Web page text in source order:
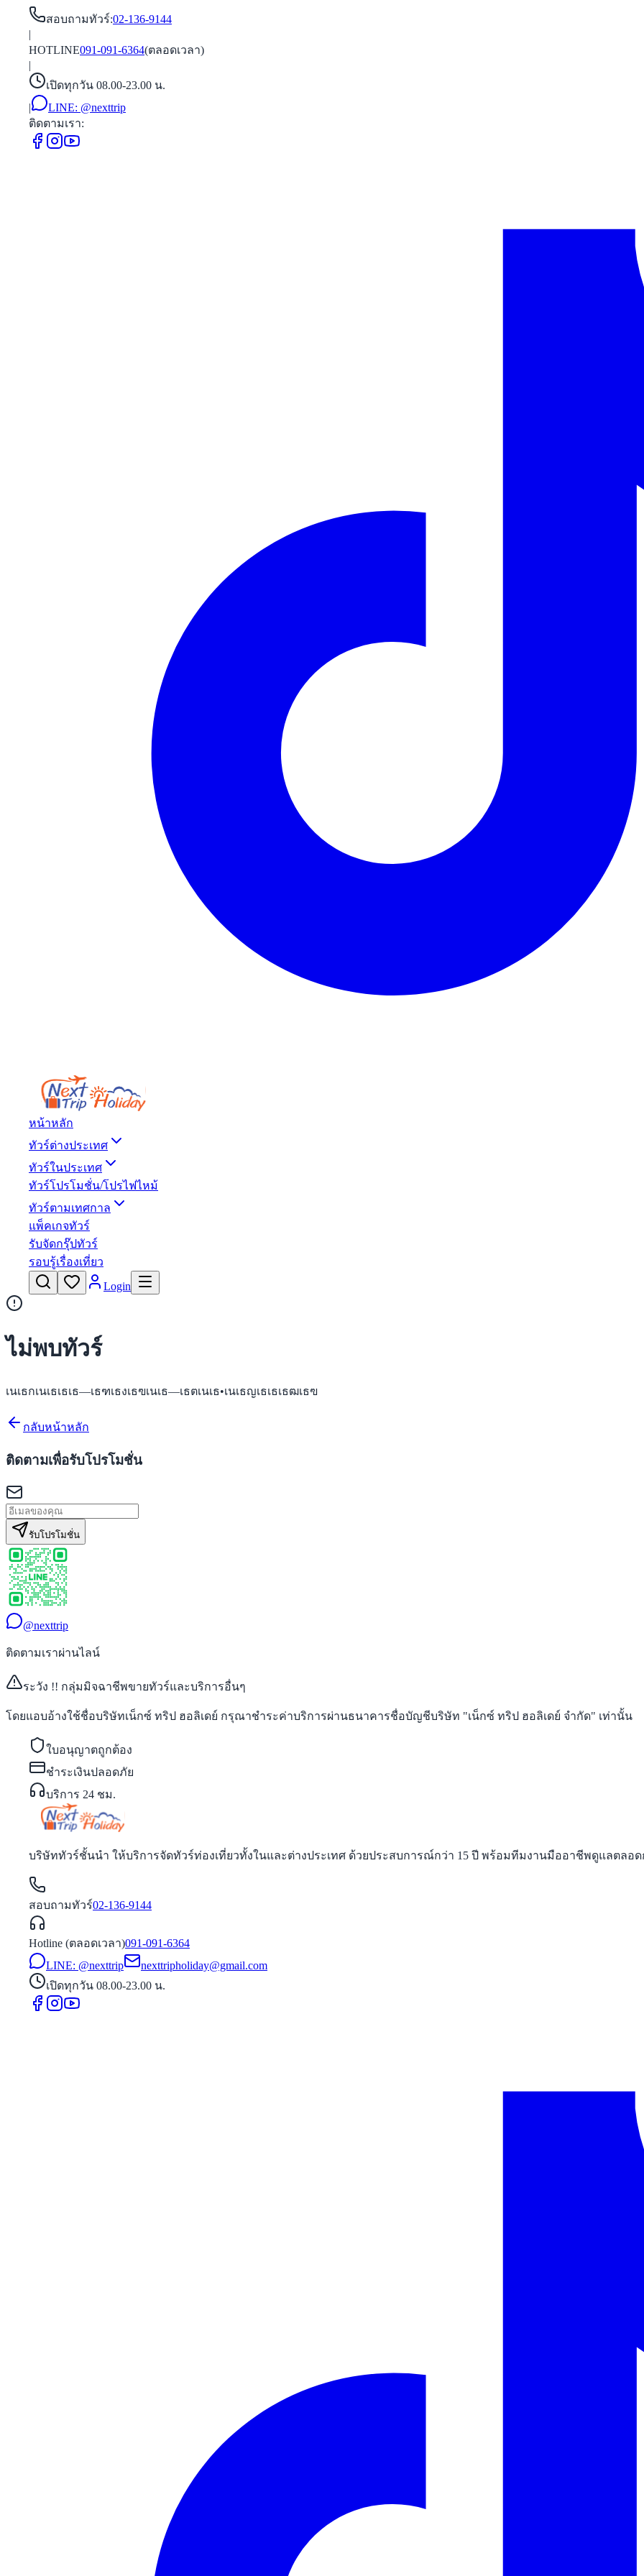
สอบถามทัวร์:02-136-9144
|
HOTLINE091-091-6364(ตลอดเวลา)
|
เปิดทุกวัน 08.00-23.00 น.
|
LINE: @nexttrip
ติดตามเรา:
หน้าหลัก
ทัวร์ต่างประเทศ
ทัวร์ในประเทศ
ทัวร์โปรโมชั่น/โปรไฟไหม้
ทัวร์ตามเทศกาล
แพ็คเกจทัวร์
รับจัดกรุ๊ปทัวร์
รอบรู้เรื่องเที่ยว
Login
ไม่พบทัวร์
เนเธกเนเธเธเธ—เธฑเธงเธฃเนเธ—เธตเนเธ•เนเธญเธเธเธฒเธฃ
กลับหน้าหลัก
ติดตามเพื่อรับโปรโมชั่น
รับโปรโมชั่น
@nexttrip
ติดตามเราผ่านไลน์
ระวัง !! กลุ่มมิจฉาชีพขายทัวร์และบริการอื่นๆ
โดยแอบอ้างใช้ชื่อบริษัทเน็กซ์ ทริป ฮอลิเดย์ กรุณาชำระค่าบริการผ่านธนาคารชื่อบัญชีบริษัท "เน็กซ์ ทริป ฮอลิเดย์ จำกัด" เท่านั้น
ใบอนุญาตถูกต้อง
ชำระเงินปลอดภัย
บริการ 24 ชม.
บริษัททัวร์ชั้นนำ ให้บริการจัดทัวร์ท่องเที่ยวทั้งในและต่างประเทศ ด้วยประสบการณ์กว่า 15 ปี พร้อมทีมงานมืออาชีพดูแลตลอด
สอบถามทัวร์02-136-9144
Hotline (ตลอดเวลา)091-091-6364
LINE: @nexttrip
nexttripholiday@gmail.com
เปิดทุกวัน 08.00-23.00 น.